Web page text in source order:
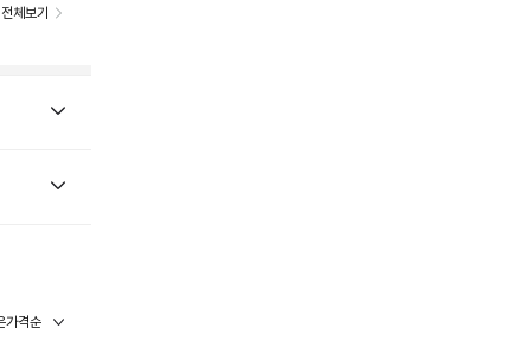
전체보기
가격순